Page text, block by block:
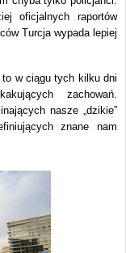
oficjalnych raportów
Turcja wypada lepiej
to w ciągu tych kilku dni
zachowań.
nasze „dzikie”
znane nam